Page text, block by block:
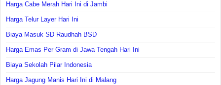
Harga Cabe Merah Hari Ini di Jambi
Harga Telur Layer Hari Ini
Biaya Masuk SD Raudhah BSD
Harga Emas Per Gram di Jawa Tengah Hari Ini
Biaya Sekolah Pilar Indonesia
Harga Jagung Manis Hari Ini di Malang